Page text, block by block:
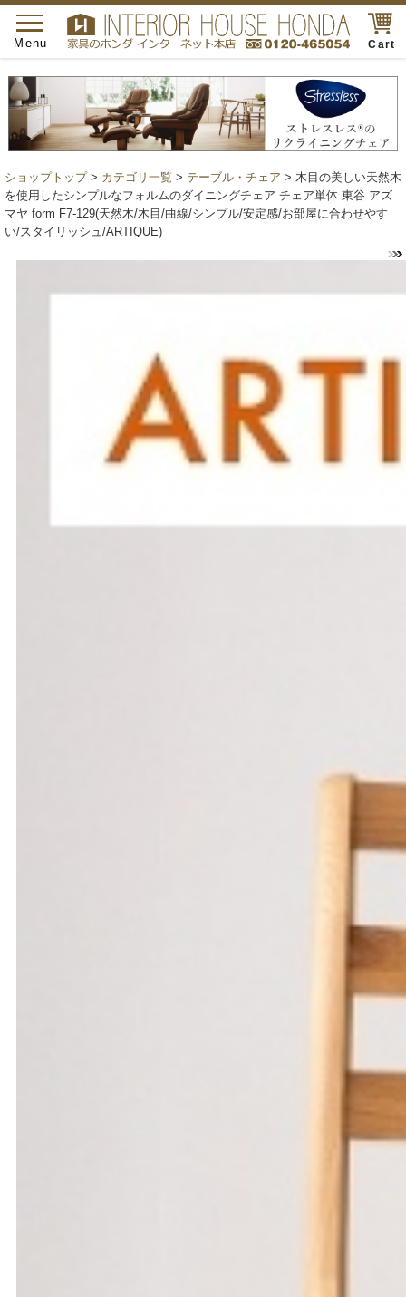
Cart
toggle
navigation
Menu
ショップトップ> カテゴリ一覧 > テーブル・チェア > 木目の美しい天然木
を使用したシンプルなフォルムのダイニングチェア チェア単体 東谷 アズ
マヤ form F7-129(天然木/木目/曲線/シンプル/安定感/お部屋に合わせやす
い/スタイリッシュ/ARTIQUE)